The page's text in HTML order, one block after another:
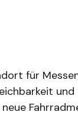
für
und